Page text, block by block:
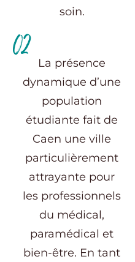
soin.
02 La présence
dynamique d’une
population
étudiante fait de
Caen une ville
particulièrement
attrayante pour
les professionnels
du médical,
paramédical et
bien-être. En tant